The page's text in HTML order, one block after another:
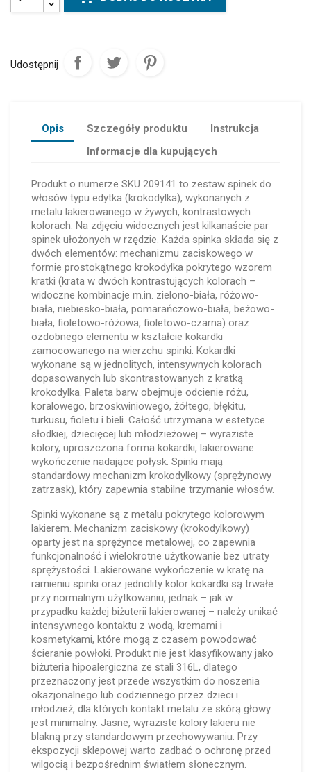
Udostępnij
Opis Szczegóły produktu
Instrukcja
Informacje dla kupujących
Produkt o numerze SKU 209141 to zestaw spinek do
włosów typu edytka (krokodylka), wykonanych z
metalu lakierowanego w żywych, kontrastowych
kolorach. Na zdjęciu widocznych jest kilkanaście par
spinek ułożonych w rzędzie. Każda spinka składa się z
dwóch elementów: mechanizmu zaciskowego w
formie prostokątnego krokodylka pokrytego wzorem
kratki (krata w dwóch kontrastujących kolorach –
widoczne kombinacje m.in. zielono-biała, różowo-
biała, niebiesko-biała, pomarańczowo-biała, beżowo-
biała, fioletowo-różowa, fioletowo-czarna) oraz
ozdobnego elementu w kształcie kokardki
zamocowanego na wierzchu spinki. Kokardki
wykonane są w jednolitych, intensywnych kolorach
dopasowanych lub skontrastowanych z kratką
krokodylka. Paleta barw obejmuje odcienie różu,
koralowego, brzoskwiniowego, żółtego, błękitu,
turkusu, fioletu i bieli. Całość utrzymana w estetyce
słodkiej, dziecięcej lub młodzieżowej – wyraziste
kolory, uproszczona forma kokardki, lakierowane
wykończenie nadające połysk. Spinki mają
standardowy mechanizm krokodylkowy (sprężynowy
zatrzask), który zapewnia stabilne trzymanie włosów.
Spinki wykonane są z metalu pokrytego kolorowym
lakierem. Mechanizm zaciskowy (krokodylkowy)
oparty jest na sprężynce metalowej, co zapewnia
funkcjonalność i wielokrotne użytkowanie bez utraty
sprężystości. Lakierowane wykończenie w kratę na
ramieniu spinki oraz jednolity kolor kokardki są trwałe
przy normalnym użytkowaniu, jednak – jak w
przypadku każdej biżuterii lakierowanej – należy unikać
intensywnego kontaktu z wodą, kremami i
kosmetykami, które mogą z czasem powodować
ścieranie powłoki. Produkt nie jest klasyfikowany jako
biżuteria hipoalergiczna ze stali 316L, dlatego
przeznaczony jest przede wszystkim do noszenia
okazjonalnego lub codziennego przez dzieci i
młodzież, dla których kontakt metalu ze skórą głowy
jest minimalny. Jasne, wyraziste kolory lakieru nie
blakną przy standardowym przechowywaniu. Przy
ekspozycji sklepowej warto zadbać o ochronę przed
wilgocią i bezpośrednim światłem słonecznym.